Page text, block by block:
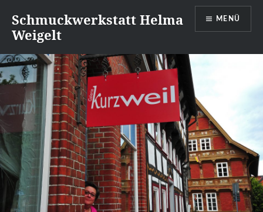
zum
Inhalt
Schmuckwerkstatt Helma
Weigelt
MENÜ